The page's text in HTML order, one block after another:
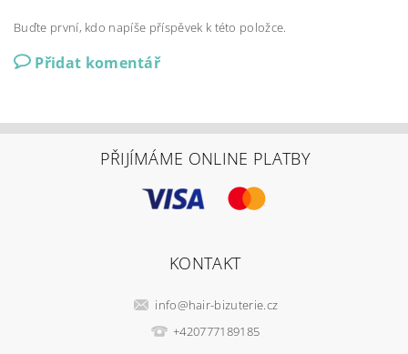
Buďte první, kdo napíše příspěvek k této položce.
Přidat komentář
PŘIJÍMÁME ONLINE PLATBY
KONTAKT
info@hair-bizuterie.cz
+420777189185